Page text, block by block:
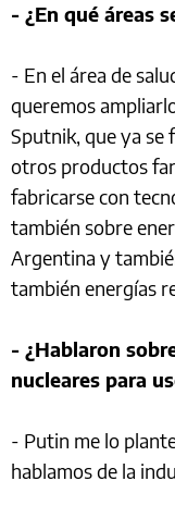
- ¿En qué áreas
- En el área de
queremos
Sputnik, que ya se
otros productos
fabricarse con
también sobre
Argentina y
también energías
- ¿Hablaron
nucleares para
- Putin me lo
hablamos de la